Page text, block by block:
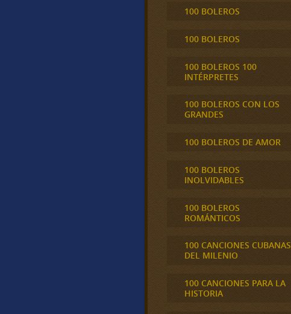
100 BOLEROS
100 BOLEROS
100 BOLEROS 100
INTÉRPRETES
100 BOLEROS CON LOS
GRANDES
100 BOLEROS DE AMOR
100 BOLEROS
INOLVIDABLES
100 BOLEROS
ROMÁNTICOS
100 CANCIONES CUBANAS
DEL MILENIO
100 CANCIONES PARA LA
HISTORIA